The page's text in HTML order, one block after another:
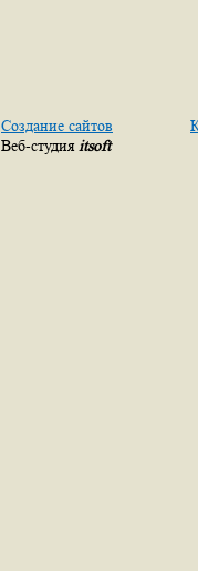
Создание сайтов
Веб-студия itsoft